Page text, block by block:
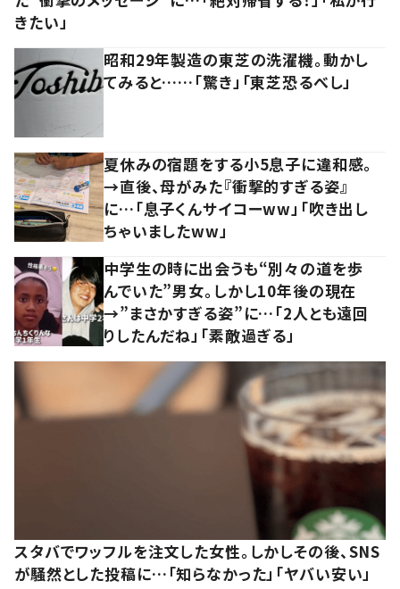
きたい」
昭和29年製造の東芝の洗濯機。動かし
てみると……「驚き」「東芝恐るべし」
夏休みの宿題をする小5息子に違和感。
→直後、母がみた『衝撃的すぎる姿』
に…「息子くんサイコーww」「吹き出し
ちゃいましたww」
中学生の時に出会うも“別々の道を歩
んでいた”男女。しかし10年後の現在
→”まさかすぎる姿”に…「2人とも遠回
りしたんだね」「素敵過ぎる」
スタバでワッフルを注文した女性。しかしその後、SNS
が騒然とした投稿に…「知らなかった」「ヤバい安い」